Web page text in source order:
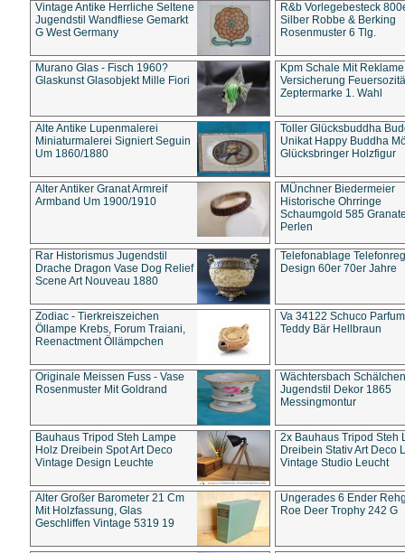
Vintage Antike Herrliche Seltene
Jugendstil Wandfliese Gemarkt
G West Germany
R&b Vorlegebesteck
Silber Robbe & Berking
Rosenmuster 6 Tlg.
Murano Glas - Fisch 1960?
Glaskunst Glasobjekt Mille Fiori
Kpm Schale Mit Reklame
Versicherung
Zeptermarke 1. Wahl
Alte Antike Lupenmalerei
Miniaturmalerei Signiert Seguin
Um 1860/1880
Toller Glücksbuddha
Unikat Happy Buddha
Glücksbringer Holzfigur
Alter Antiker Granat Armreif
Armband Um 1900/1910
MÜnchner Biedermeier
Historische Ohrringe
Schaumgold 585
Perlen
Rar Historismus Jugendstil
Drache Dragon Vase Dog Relief
Scene Art Nouveau 1880
Telefonablage
Design 60er 70er Jahre
Zodiac - Tierkreiszeichen
Öllampe Krebs, Forum Traiani,
Reenactment Öllämpchen
Va 34122 Schuco
Teddy Bär Hellbraun
Originale Meissen Fuss - Vase
Rosenmuster Mit Goldrand
Wächtersbach Schälchen
Jugendstil Dekor 1865
Messingmontur
Bauhaus Tripod Steh Lampe
Holz Dreibein Spot Art Deco
Vintage Design Leuchte
2x Bauhaus Tripod Steh
Dreibein Stativ Art Deco
Vintage Studio Leucht
Alter Großer Barometer 21 Cm
Mit Holzfassung, Glas
Geschliffen Vintage 5319 19
Ungerades 6 Ender
Roe Deer Trophy 242 G